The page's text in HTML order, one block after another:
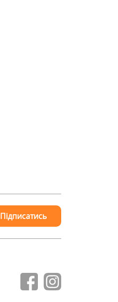
Підписатись